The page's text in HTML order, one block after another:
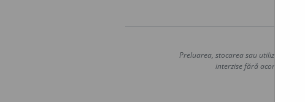
Preluarea, stocarea sau utilizarea
interzise fără acordul